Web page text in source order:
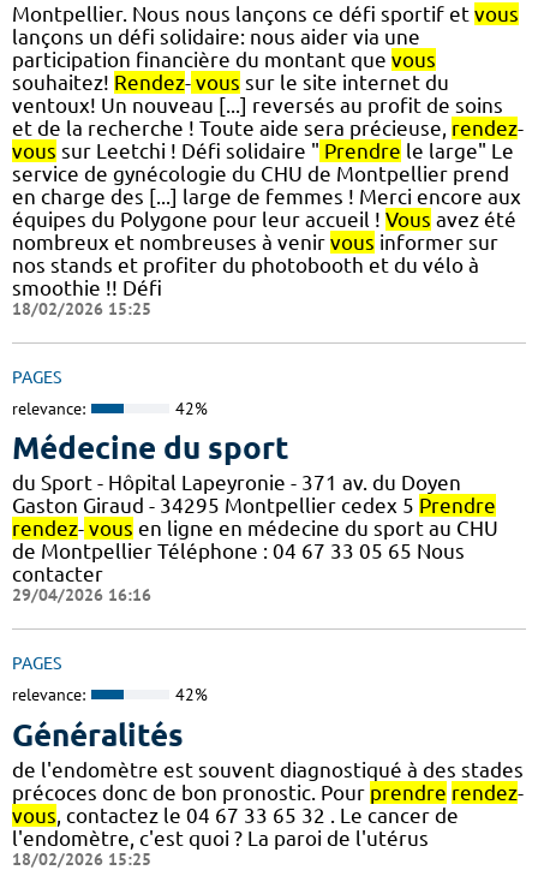
Montpellier. Nous nous lançons ce défi sportif et vous
lançons un défi solidaire: nous aider via une
participation financière du montant que vous
souhaitez! Rendez- vous sur le site internet du
ventoux! Un nouveau [...] reversés au profit de soins
et de la recherche ! Toute aide sera précieuse, rendez-
vous sur Leetchi ! Défi solidaire " Prendre le large" Le
service de gynécologie du CHU de Montpellier prend
en charge des [...] large de femmes ! Merci encore aux
équipes du Polygone pour leur accueil ! Vous avez été
nombreux et nombreuses à venir vous informer sur
nos stands et profiter du photobooth et du vélo à
smoothie !! Défi
18/02/2026 15:25
PAGES
relevance: 42%
Médecine du sport
du Sport - Hôpital Lapeyronie - 371 av. du Doyen
Gaston Giraud - 34295 Montpellier cedex 5 Prendre
rendez- vous en ligne en médecine du sport au CHU
de Montpellier Téléphone : 04 67 33 05 65 Nous
contacter
29/04/2026 16:16
PAGES
relevance: 42%
Généralités
de l'endomètre est souvent diagnostiqué à des stades
précoces donc de bon pronostic. Pour prendre rendez-
vous , contactez le 04 67 33 65 32 . Le cancer de
l'endomètre, c'est quoi ? La paroi de l'utérus
18/02/2026 15:25